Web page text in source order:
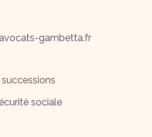
sociale
gambetta.fr